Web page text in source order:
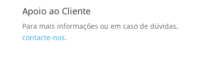
Apoio ao Cliente
Para mais informações ou em caso de dúvidas,
contacte-nos.